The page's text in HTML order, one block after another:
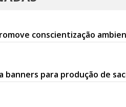
conscientização
para produção de